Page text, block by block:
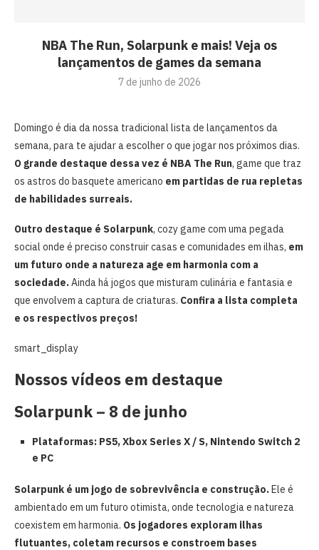
NBA The Run, Solarpunk e mais! Veja os
lançamentos de games da semana
7 de junho de 2026
Domingo é dia da nossa tradicional lista de lançamentos da
semana, para te ajudar a escolher o que jogar nos próximos dias.
O grande destaque dessa vez é NBA The Run, game que traz
os astros do basquete americano em partidas de rua repletas
de habilidades surreais.
Outro destaque é Solarpunk, cozy game com uma pegada
social onde é preciso construir casas e comunidades em ilhas, em
um futuro onde a natureza age em harmonia com a
sociedade.Ainda há jogos que misturam culinária e fantasia e
que envolvem a captura de criaturas. Confira a lista completa
e os respectivos preços!
smart_display
Nossos vídeos em destaque
Solarpunk – 8 de junho
Plataformas: PS5, Xbox Series X / S, Nintendo Switch 2
e PC
Solarpunk é um jogo de sobrevivência e construção.Ele é
ambientado em um futuro otimista, onde tecnologia e natureza
coexistem em harmonia. Os jogadores exploram ilhas
flutuantes, coletam recursos e constroem bases